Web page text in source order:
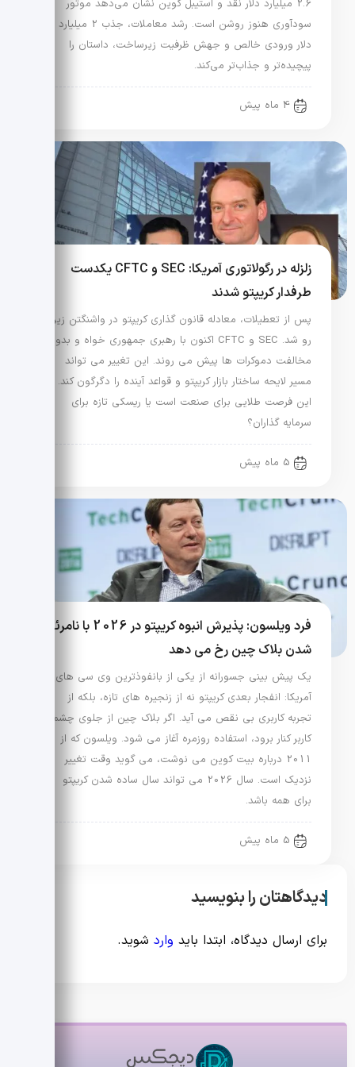
2.6 میلیارد دلار نقد و استیبل کوین نشان می‌دهد موتور
سودآوری هنوز روشن است. رشد معاملات، جذب 2 میلیارد
دلار ورودی خالص و جهش ظرفیت زیرساخت، داستان را
پیچیده‌تر و جذاب‌تر می‌کند.
4 ماه پیش
زلزله در رگولاتوری آمریکا: SEC و CFTC یکدست
طرفدار کریپتو شدند
پس از تعطیلات، معادله قانون گذاری کریپتو در واشنگتن زیر و
رو شد. SEC و CFTC اکنون با رهبری جمهوری خواه و بدون
مخالفت دموکرات ها پیش می روند. این تغییر می تواند
مسیر لایحه ساختار بازار کریپتو و قواعد آینده را دگرگون کند. آیا
این فرصت طلایی برای صنعت است یا ریسکی تازه برای
سرمایه گذاران؟
5 ماه پیش
فرد ویلسون: پذیرش انبوه کریپتو در 2026 با نامرئی
شدن بلاک چین رخ می دهد
یک پیش بینی جسورانه از یکی از بانفوذترین وی سی های
آمریکا: انفجار بعدی کریپتو نه از زنجیره های تازه، بلکه از
تجربه کاربری بی نقص می آید. اگر بلاک چین از جلوی چشم
کاربر کنار برود، استفاده روزمره آغاز می شود. ویلسون که از
2011 درباره بیت کوین می نوشت، می گوید وقت تغییر
نزدیک است. سال 2026 می تواند سال ساده شدن کریپتو
برای همه باشد.
5 ماه پیش
دیدگاهتان را بنویسید
برای ارسال دیدگاه، ابتدا باید وارد شوید.